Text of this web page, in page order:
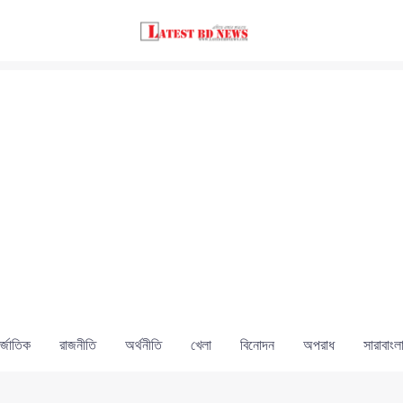
রাজনীতি অর্থনীতি খেলা বিনোদন অপরাধ সারাবাংলা